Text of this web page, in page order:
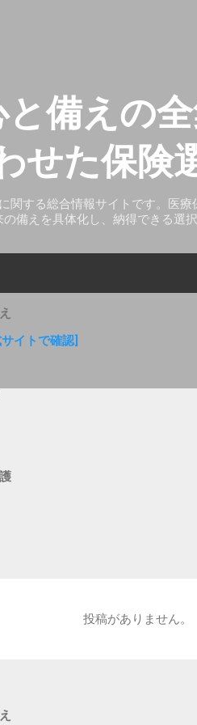
備えの
せた保険
関する総合情報サイトです。医
備えを具体化し、納得できる選
イトで確認]
投稿がありません。